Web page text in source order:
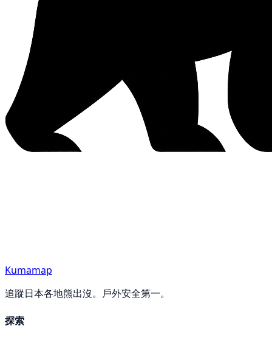
Kumamap
追蹤日本各地熊出沒。戶外安全第一。
探索